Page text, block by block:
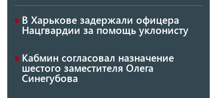
В Харькове задержали офицера
Нацгвардии за помощь уклонисту
Кабмин согласовал назначение
шестого заместителя Олега
Синегубова